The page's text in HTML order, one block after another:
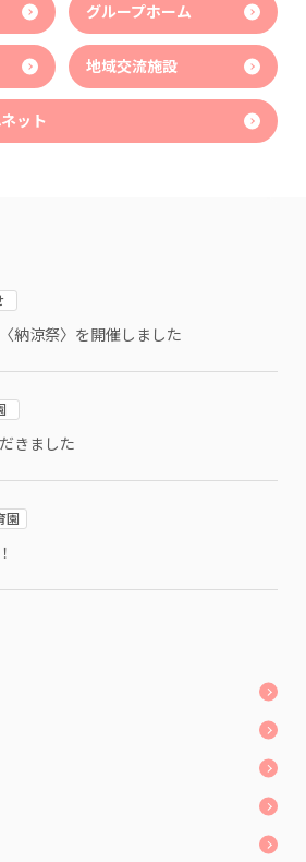
グループホーム
地域交流施設
ット
納涼祭〉を開催しました
きました
園